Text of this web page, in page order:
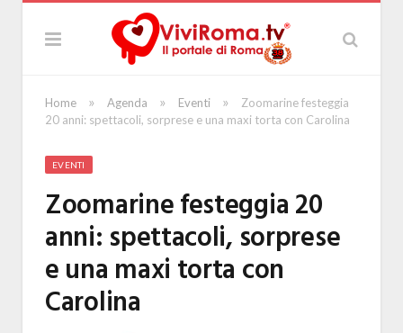
Home » Agenda » Eventi »
Zoomarine festeggia
20 anni: spettacoli, sorprese e una maxi torta con Carolina
EVENTI
Zoomarine festeggia 20
anni: spettacoli, sorprese
e una maxi torta con
Carolina